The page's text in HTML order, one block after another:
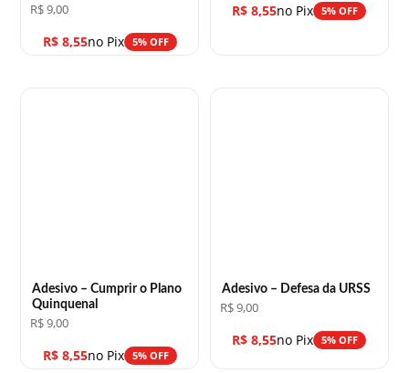
R$9,00
R$8,55no Pix 5% OFF
R$ 8,55no Pix 5% OFF
Adesivo – Cumprir o Plano
Quinquenal
R$9,00
R$8,55no Pix 5% OFF
Adesivo – Defesa da URSS
R$9,00
R$ 8,55no Pix 5% OFF